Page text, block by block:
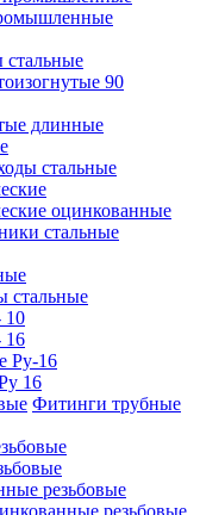
90
длинные
стальные
оцинкованные
стальные
стальные
10
16
Ру-16
16
Фитинги трубные
резьбовые
резьбовые